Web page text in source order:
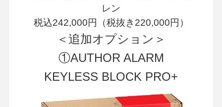
レン
税込242,000円（税抜き220,000円）
＜追加オプション＞
①AUTHOR ALARM
KEYLESS BLOCK PRO+